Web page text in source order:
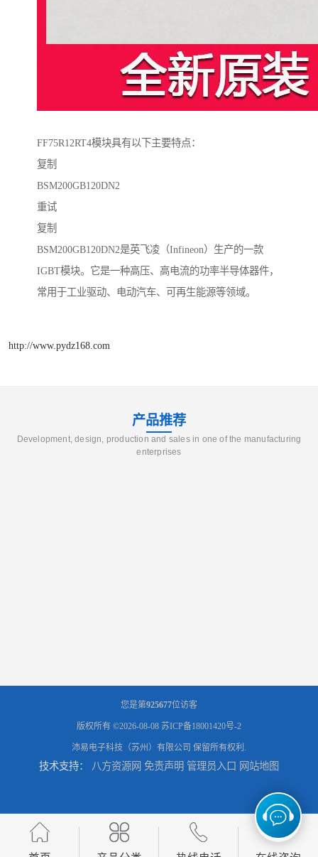
FF75R12RT4模块具有以下主要特点：
复制
BSM200GB120DN2
重试
复制
BSM200GB120DN2是英飞凌（Infineon）生产的一款
IGBT模块。它是一种高压、高电流的功率半导体器件，
常用于工业驱动、电动汽车、可再生能源等领域。
http://www.pydz168.com
产品推荐
Development, design, production and sales in one of the manufacturing
enterprises
您是第925677位访客
版权所有 ©2026-08-08 苏ICP备18001420号-2
沛易电子科技（苏州）有限公司 保留所有权利.
技术支持： 八方资源网 免责声明 管理员入口 网站地图